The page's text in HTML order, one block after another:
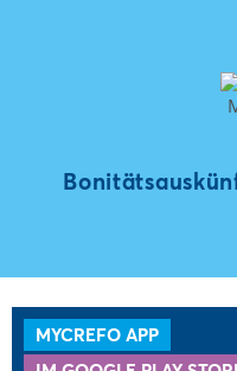
MYCREFO APP